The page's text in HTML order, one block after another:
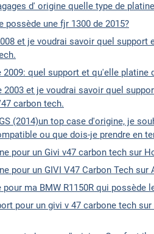
d' origine quelle type de
une fjr 1300 de 2015?
et je voudrai savoir quel
2009: quel support et qu'elle platine
2003 et je voudrai savoir quel
carbon tech.
(2014)un top case d'origine, je
ou que dois-je prendre en
pour un Givi v47 carbon tech sur
pour un GIVI V47 Carbon Tech sur
ma BMW R1150R qui
pour un givi v 47 carbone tech